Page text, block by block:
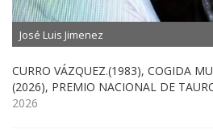
José Luis Jimenez
CURRO VÁZQUEZ.(1983), COGIDA
(2026), PREMIO NACIONAL DE
2026